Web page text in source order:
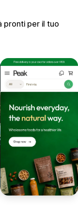
pronti per il tuo